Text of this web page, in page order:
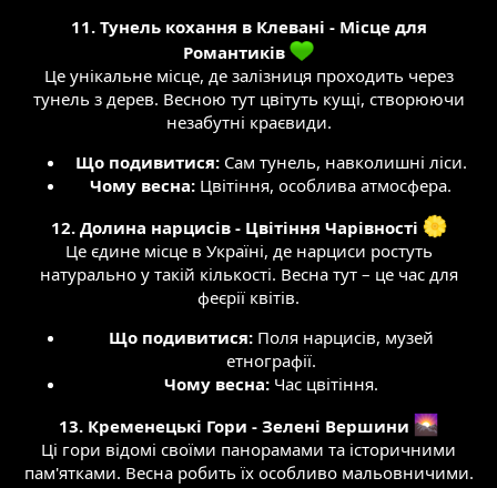
11. Тунель кохання в Клевані - Місце для
Романтиків
Це унікальне місце, де залізниця проходить через
тунель з дерев. Весною тут цвітуть кущі, створюючи
незабутні краєвиди.​
Що подивитися:Сам тунель, навколишні ліси.​
Чому весна: Цвітіння, особлива атмосфера.​
12. Долина нарцисів - Цвітіння Чарівності
Це єдине місце в Україні, де нарциси ростуть
натурально у такій кількості. Весна тут – це час для
феєрії квітів.​
Що подивитися:Поля нарцисів, музей
етнографії.​
Чому весна:Час цвітіння.​
13. Кременецькі Гори - Зелені Вершини
Ці гори відомі своїми панорамами та історичними
пам'ятками. Весна робить їх особливо мальовничими.​